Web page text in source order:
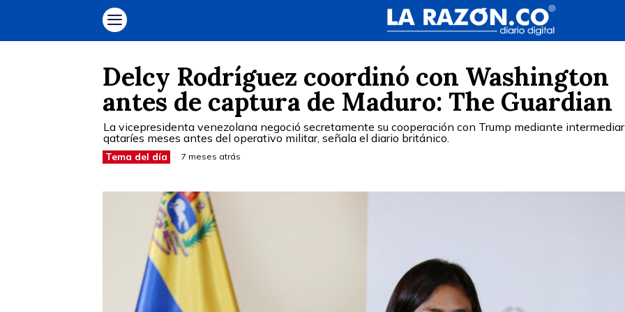
Delcy Rodríguez coordinó con Washington
antes de captura de Maduro: The Guardian
La vicepresidenta venezolana negoció secretamente su cooperación con Trump mediante
qataríes meses antes del operativo militar, señala el diario británico.
Tema del día 7 meses atrás